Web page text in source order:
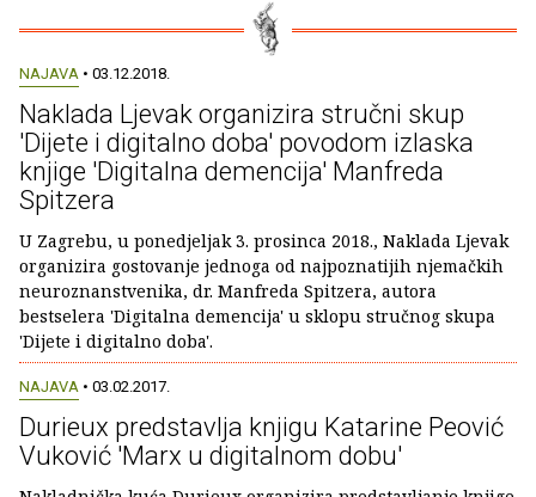
NAJAVA • 03.12.2018.
Naklada Ljevak organizira stručni skup
'Dijete i digitalno doba' povodom izlaska
knjige 'Digitalna demencija' Manfreda
Spitzera
U Zagrebu, u ponedjeljak 3. prosinca 2018., Naklada Ljevak
organizira gostovanje jednoga od najpoznatijih njemačkih
neuroznanstvenika, dr. Manfreda Spitzera, autora
bestselera 'Digitalna demencija' u sklopu stručnog skupa
'Dijete i digitalno doba'.
NAJAVA • 03.02.2017.
Durieux predstavlja knjigu Katarine Peović
Vuković 'Marx u digitalnom dobu'